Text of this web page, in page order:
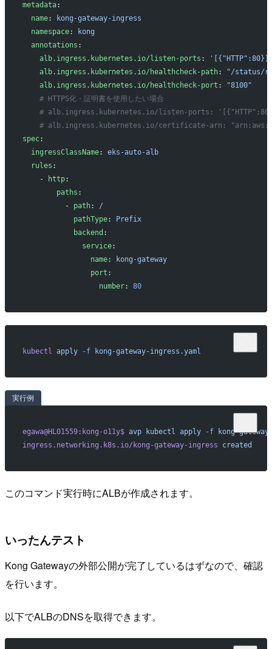
metadata:
  name
:
kong-gateway-ingress
  namespace
:
kong
  annotations
:
    alb.ingress.kubernetes.io/listen-ports
:
    alb.ingress.kubernetes.io/healthcheck-path
:
"/status/
    alb.ingress.kubernetes.io/healthcheck-port
:
"8100"
    # HTTPS化・証明書を使用したい場合
# alb.ingress.kubernetes.io/listen-ports:
# alb.ingress.kubernetes.io/certificate-arn:
spec:
  ingressClassName
: eks-auto-alb
  rules
:
    -
http:
        paths
:
          -
path: /
            pathType
:
Prefix
            backend
:
              service
:
                name
:
kong-gateway
                port
:
                  number
: 80
kubectl apply -f kong-gateway-ingress.yaml
実行例
egawa@HL01559:kong-o11y$ avp kubectl apply -f kong-
ingress.networking.k8s.io/kong-gateway-ingress created
このコマンド実行時にALBが作成されます。
いったんテスト
Kong Gatewayの外部公開が完了しているはずなので、確認
を行います。
以下でALBのDNSを取得できます。